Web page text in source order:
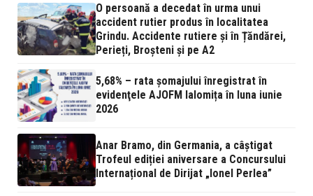
O persoană a decedat în urma unui
accident rutier produs în localitatea
Grindu. Accidente rutiere și în Țăndărei,
Perieți, Broșteni și pe A2
5,68% – rata şomajului înregistrat în
evidenţele AJOFM Ialomița în luna iunie
2026
Anar Bramo, din Germania, a câștigat
Trofeul ediției aniversare a Concursului
Internațional de Dirijat „Ionel Perlea”